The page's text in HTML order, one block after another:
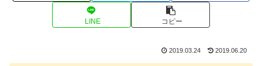
LINE コピー
2019.03.24 2019.06.20